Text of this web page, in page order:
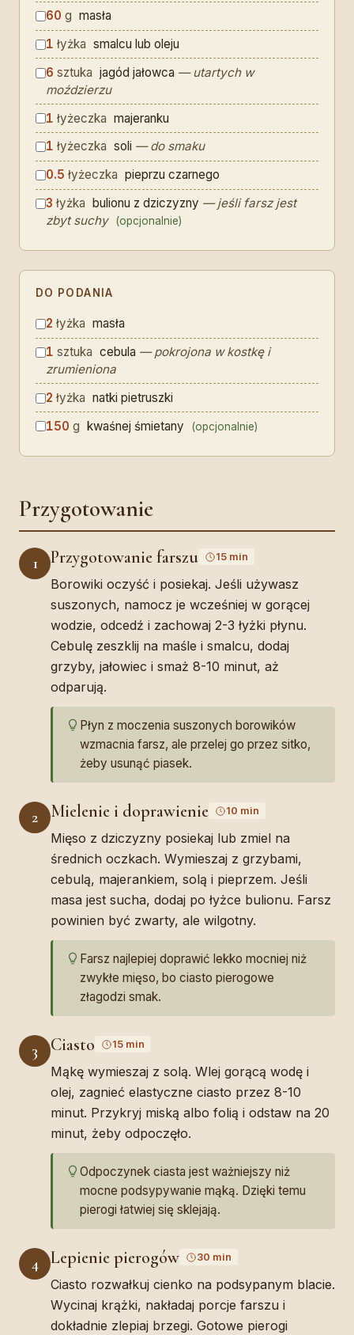
60 g masła
1 łyżka smalcu lub oleju
6 sztuka jagód jałowca — utartych w
moździerzu
1 łyżeczka majeranku
1 łyżeczka soli — do smaku
0.5 łyżeczka pieprzu czarnego
3 łyżka bulionu z dziczyzny — jeśli farsz jest
zbyt suchy
(opcjonalnie)
DO PODANIA
2 łyżka masła
1 sztuka cebula — pokrojona w kostkę i
zrumieniona
2 łyżka natki pietruszki
150 g kwaśnej śmietany (opcjonalnie)
Przygotowanie
1 Przygotowanie farszu 15 min
Borowiki oczyść i posiekaj. Jeśli używasz
suszonych, namocz je wcześniej w gorącej
wodzie, odcedź i zachowaj 2-3 łyżki płynu.
Cebulę zeszklij na maśle i smalcu, dodaj
grzyby, jałowiec i smaż 8-10 minut, aż
odparują.
Płyn z moczenia suszonych borowików
wzmacnia farsz, ale przelej go przez sitko,
żeby usunąć piasek.
2 Mielenie i doprawienie 10 min
Mięso z dziczyzny posiekaj lub zmiel na
średnich oczkach. Wymieszaj z grzybami,
cebulą, majerankiem, solą i pieprzem. Jeśli
masa jest sucha, dodaj po łyżce bulionu. Farsz
powinien być zwarty, ale wilgotny.
Farsz najlepiej doprawić lekko mocniej niż
zwykłe mięso, bo ciasto pierogowe
złagodzi smak.
3 Ciasto 15 min
Mąkę wymieszaj z solą. Wlej gorącą wodę i
olej, zagnieć elastyczne ciasto przez 8-10
minut. Przykryj miską albo folią i odstaw na 20
minut, żeby odpoczęło.
Odpoczynek ciasta jest ważniejszy niż
mocne podsypywanie mąką. Dzięki temu
pierogi łatwiej się sklejają.
4 Lepienie pierogów 30 min
Ciasto rozwałkuj cienko na podsypanym blacie.
Wycinaj krążki, nakładaj porcje farszu i
dokładnie zlepiaj brzegi. Gotowe pierogi